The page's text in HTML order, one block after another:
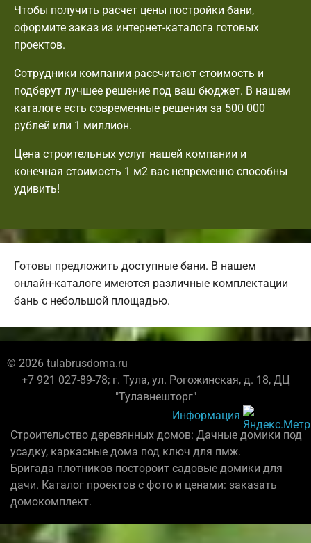
Чтобы получить расчет цены постройки бани,
оформите заказ из интернет-каталога готовых
проектов.
Сотрудники компании рассчитают стоимость и
подберут лучшее решение под ваш бюджет. В нашем
каталоге есть современные решения за 500 000
рублей или 1 миллион.
Цена строительных услуг нашей компании и
конечная стоимость 1 м2 вас непременно способны
удивить!
Готовы предложить доступные бани. В нашем
онлайн-каталоге имеются различные комплектации
бань с небольшой площадью.
© 2026 tulabrusdoma.ru
+7 921 027-89-78; г. Тула, ул. Рогожинская, д. 18, ДЦ
"Тулавнешторг"
Информация
Строительство деревянных домов: Дачные домики под
усадку, каркасные дома под ключ для пмж.
Бригада плотников постороит садовые домики для
дачи. Каталог проектов с фото и ценами: заказать
домокомплект.